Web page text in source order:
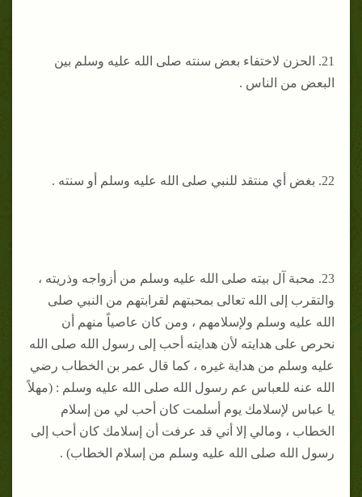
21. الحزن لاختفاء بعض سنته صلى الله عليه وسلم بين
البعض من الناس .
22. بغض أي منتقد للنبي صلى الله عليه وسلم أو سنته .
23. محبة آل بيته صلى الله عليه وسلم من أزواجه وذريته ،
والتقرب إلى الله تعالى بمحبتهم لقرابتهم من النبي صلى
الله عليه وسلم ولإسلامهم ، ومن كان عاصياً منهم أن
نحرص على هدايته لأن هدايته أحب إلى رسول الله صلى الله
عليه وسلم من هداية غيره ، كما قال عمر بن الخطاب رضي
الله عنه للعباس عم رسول الله صلى الله عليه وسلم : (مهلاً
يا عباس لإسلامك يوم أسلمت كان أحب لي من إسلام
الخطاب ، ومالي إلا أني قد عرفت أن إسلامك كان أحب إلى
رسول الله صلى الله عليه وسلم من إسلام الخطاب) .